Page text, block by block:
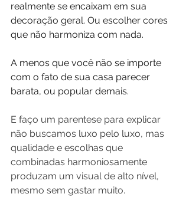
realmente se encaixam em sua
decoração geral. Ou escolher cores
que não harmoniza com nada.
A menos que você não se importe
com o fato de sua casa parecer
barata, ou popular demais.
E faço um parentese para explicar
não buscamos luxo pelo luxo, mas
qualidade e escolhas que
combinadas harmoniosamente
produzam um visual de alto nível,
mesmo sem gastar muito.